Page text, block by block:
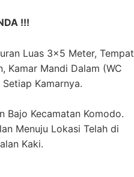
!!!
Luas 3×5 Meter, Tempat
Kamar Mandi Dalam (WC
Kamarnya.
Bajo Kecamatan Komodo.
Menuju Lokasi Telah di
Kaki.